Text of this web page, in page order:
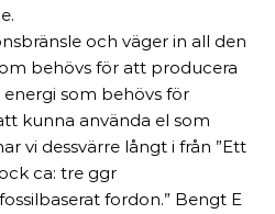
och väger in all den
behövs för att producera
som behövs för
kunna använda el som
vi dessvärre långt i från ”Ett
ca: tre ggr
fordon.” Bengt E